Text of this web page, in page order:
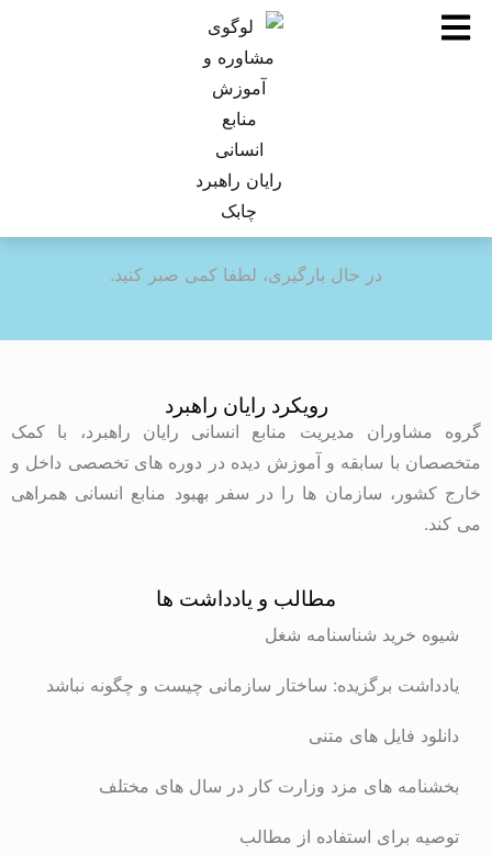
در حال بارگیری، لطفا کمی صبر کنید.
رویکرد رایان راهبرد
گروه مشاوران مدیریت منابع انسانی رایان راهبرد، با کمک
متخصصان با سابقه و آموزش دیده در دوره های تخصصی داخل و
خارج کشور، سازمان ها را در سفر بهبود منابع انسانی همراهی
می کند.
مطالب و یادداشت ها
شیوه خرید شناسنامه شغل
یادداشت برگزیده: ساختار سازمانی چیست و چگونه نباشد
دانلود فایل های متنی
بخشنامه های مزد وزارت کار در سال های مختلف
توصیه برای استفاده از مطالب